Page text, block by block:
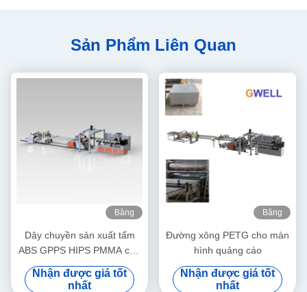
Sản Phẩm Liên Quan
Băng
Dây chuyền sản xuất tấm
ABS GPPS HIPS PMMA cho
ngăn kéo Khay thoát nước
Nhận được giá tốt
nhất
Băng
Đường xông PETG cho màn
hình quảng cáo
Nhận được giá tốt
nhất